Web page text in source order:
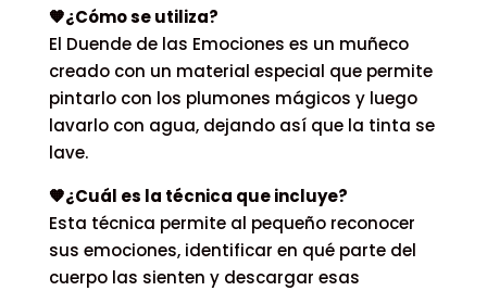
🧡¿Cómo se utiliza?
El Duende de las Emociones es un muñeco
creado con un material especial que permite
pintarlo con los plumones mágicos y luego
lavarlo con agua, dejando así que la tinta se
lave.
🧡¿Cuál es la técnica que incluye?
Esta técnica permite al pequeño reconocer
sus emociones, identificar en qué parte del
cuerpo las sienten y descargar esas